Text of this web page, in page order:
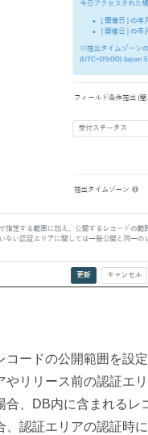
ードの公開範囲を設
リリース前の認証エ
、DB内に含まれる
認証エリアの認証時